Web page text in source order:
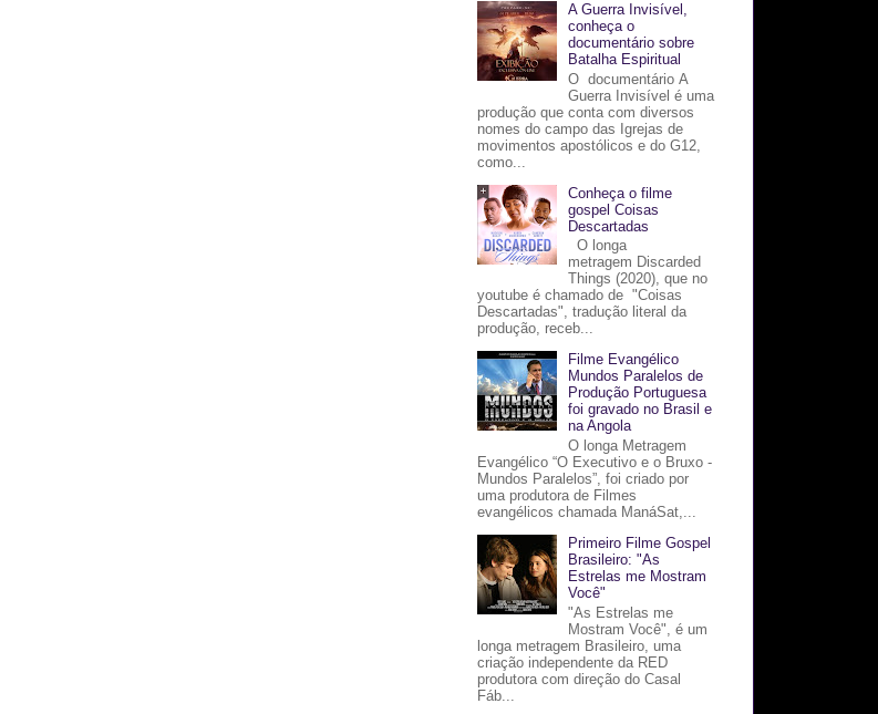
A Guerra Invisível,
conheça o
documentário sobre
Batalha Espiritual
O documentário A
Guerra Invisível é uma
produção que conta com diversos
nomes do campo das Igrejas de
movimentos apostólicos e do G12,
como...
Conheça o filme
gospel Coisas
Descartadas
O longa
metragem Discarded
Things (2020), que no
youtube é chamado de "Coisas
Descartadas", tradução literal da
produção, receb...
Filme Evangélico
Mundos Paralelos de
Produção Portuguesa
foi gravado no Brasil e
na Angola
O longa Metragem
Evangélico “O Executivo e o Bruxo -
Mundos Paralelos”, foi criado por
uma produtora de Filmes
evangélicos chamada ManáSat,...
Primeiro Filme Gospel
Brasileiro: "As
Estrelas me Mostram
Você"
"As Estrelas me
Mostram Você", é um
longa metragem Brasileiro, uma
criação independente da RED
produtora com direção do Casal
Fáb...